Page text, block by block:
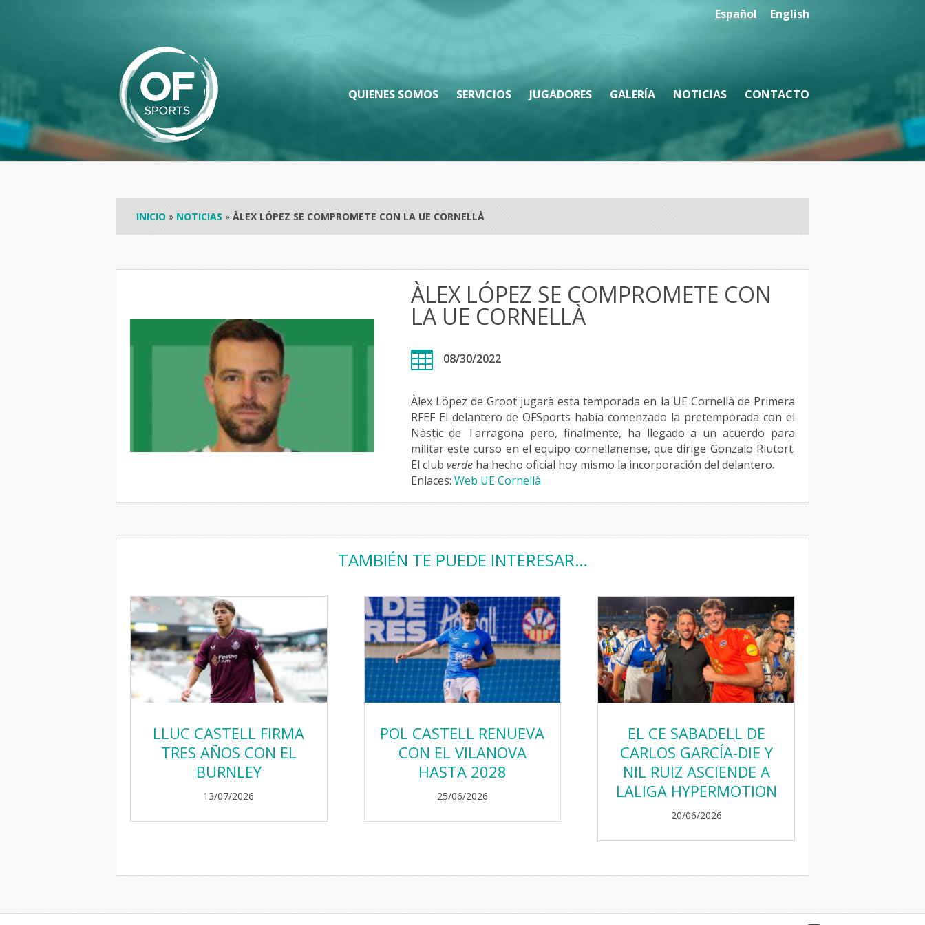
Español English
QUIENES SOMOS SERVICIOS JUGADORES GALERÍA NOTICIAS CONTACTO
INICIO » NOTICIAS » ÀLEX LÓPEZ SE COMPROMETE CON LA UE CORNELLÀ
ÀLEX LÓPEZ SE COMPROMETE CON
LA UE CORNELLÀ
 08/30/2022
Àlex López de Groot jugarà esta temporada en la UE Cornellà de Primera
RFEF El delantero de OFSports había comenzado la pretemporada con el
Nàstic de Tarragona pero, finalmente, ha llegado a un acuerdo para
militar este curso en el equipo cornellanense, que dirige Gonzalo Riutort.
El club verdeha hecho oficial hoy mismo la incorporación del delantero.
Enlaces: Web UE Cornellà
TAMBIÉN TE PUEDE INTERESAR…
LLUC CASTELL FIRMA
TRES AÑOS CON EL
BURNLEY
13/07/2026
POL CASTELL RENUEVA
CON EL VILANOVA
HASTA 2028
25/06/2026
EL CE SABADELL DE
CARLOS GARCÍA-DIE Y
NIL RUIZ ASCIENDE A
LALIGA HYPERMOTION
20/06/2026